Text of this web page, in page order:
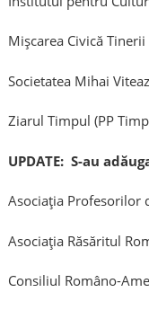
Mişcarea Civică
Societatea Mihai
Ziarul Timpul (PP
UPDATE: S-au
Asociaţia Profesorilor
Asociaţia Răsăritul
Consiliul Româno-